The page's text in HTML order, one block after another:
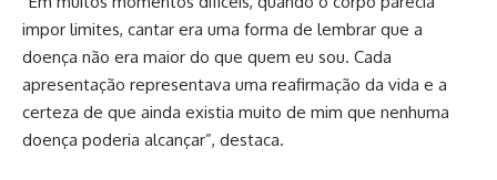
impor limites, cantar era uma forma de lembrar que a
doença não era maior do que quem eu sou. Cada
apresentação representava uma reafirmação da vida e a
certeza de que ainda existia muito de mim que nenhuma
doença poderia alcançar”, destaca.